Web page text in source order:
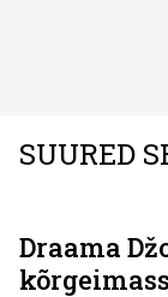
SUURED
Draama